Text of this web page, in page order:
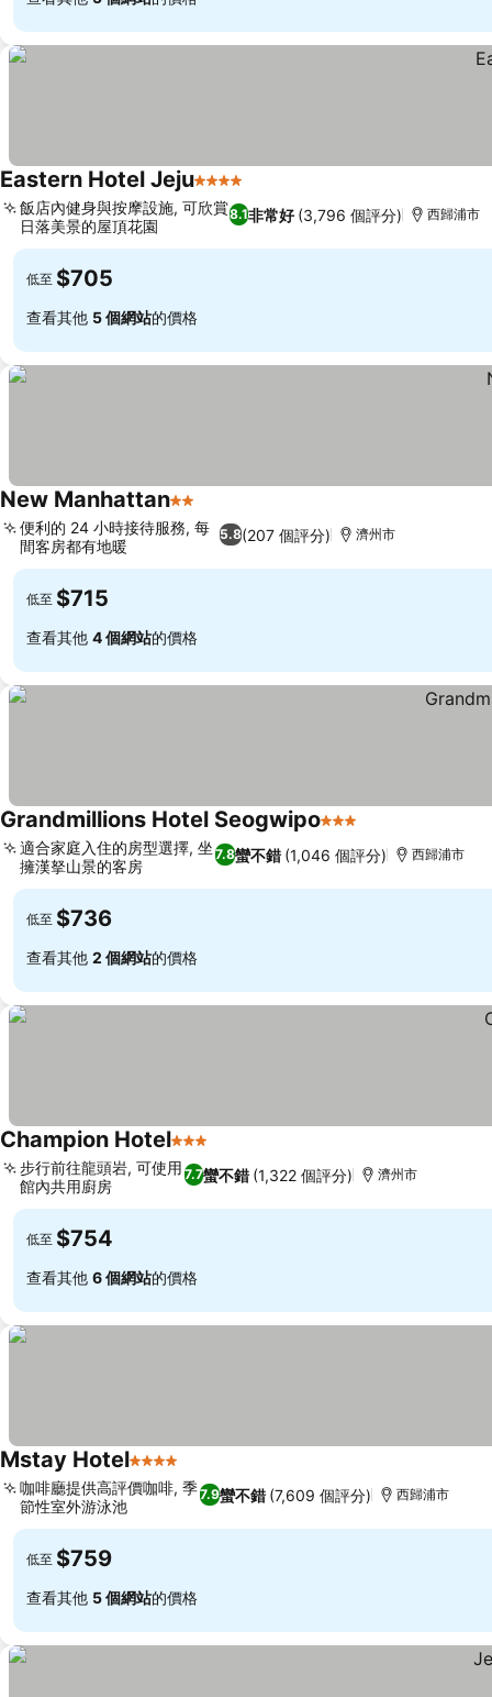
Eastern Hotel Jeju4 星級
8.1非常好 (3,796 個評分)
飯店內健身與按摩設施, 可欣賞
日落美景的屋頂花園
西歸浦市
低至 $705
查看其他 5 個網站的價格
New Manhattan2 星級
5.8(207 個評分)
便利的 24 小時接待服務, 每
間客房都有地暖
濟州市
低至 $715
查看其他 4 個網站的價格
Grandmillions Hotel Seogwipo3 星級
7.8蠻不錯 (1,046 個評分)
適合家庭入住的房型選擇, 坐
擁漢拏山景的客房
西歸浦市
低至 $736
查看其他 2 個網站的價格
Champion Hotel3 星級
7.7蠻不錯 (1,322 個評分)
步行前往龍頭岩, 可使用
館內共用廚房
濟州市
低至 $754
查看其他 6 個網站的價格
Mstay Hotel4 星級
7.9蠻不錯 (7,609 個評分)
咖啡廳提供高評價咖啡, 季
節性室外游泳池
西歸浦市
低至 $759
查看其他 5 個網站的價格